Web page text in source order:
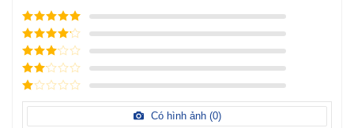
Được xếp
hạng
5
5
sao
Được xếp
hạng
4
5
sao
Được
xếp
hạng3
5 sao
Được
hạng
Được
hạng
Có hình ảnh (0)